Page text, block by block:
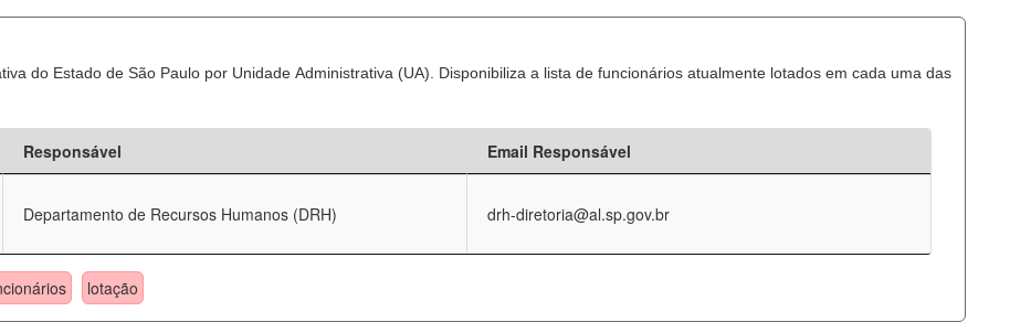
do Estado de São Paulo por Unidade Administrativa (UA). Disponibiliza a lista de funcionários atualmente lotados em cada uma das
Responsável Email Responsável
Departamento de Recursos Humanos (DRH) drh-diretoria@al.sp.gov.br
lotação